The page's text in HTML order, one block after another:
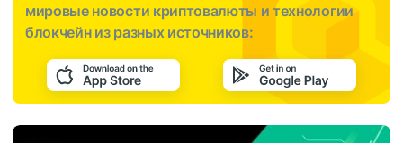
мировые новости криптовалюты и технологии
блокчейн из разных источников: